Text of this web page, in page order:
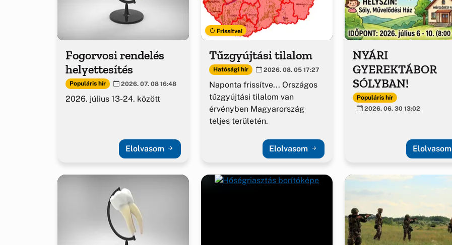
Fogorvosi rendelés
helyettesítés
Populáris hír 2026. 07. 08 16:48
2026. július 13-24. között
Elolvasom
Frissítve!
Tűzgyújtási tilalom
Hatósági hír 2026. 08. 05 17:27
Naponta frissítve... Országos
tűzgyújtási tilalom van
érvényben Magyarország
teljes területén.
Elolvasom
NYÁRI
GYEREKTÁBOR
SÓLYBAN!
Populáris hír
2026. 06. 30 13:02
Elolvasom